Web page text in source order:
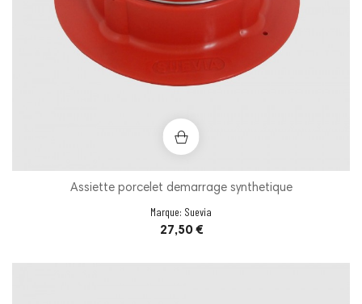
Assiette porcelet demarrage synthetique
Marque: Suevia
Prix
27,50 €